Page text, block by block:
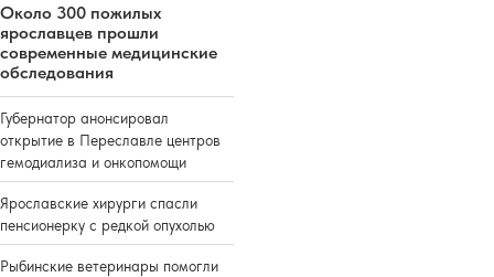
Около 300 пожилых
ярославцев прошли
современные медицинские
обследования
Губернатор анонсировал
открытие в Переславле центров
гемодиализа и онкопомощи
Ярославские хирурги спасли
пенсионерку с редкой опухолью
Рыбинские ветеринары помогли